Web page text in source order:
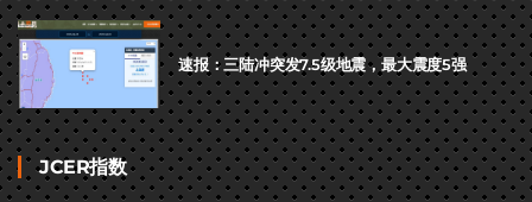
速报：三陆冲突发7.5级地震，最大震度5强
JCER指数